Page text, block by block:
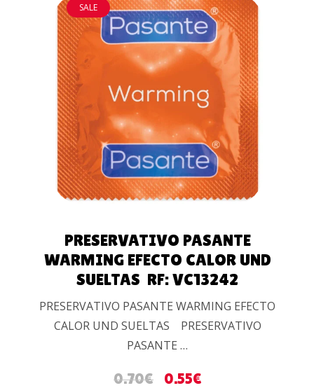
AÑADIR AL
SALE
PRESERVATIVO PASANTE
WARMING EFECTO CALOR UND
SUELTAS RF: VC13242
PRESERVATIVO PASANTE WARMING EFECTO
CALOR UND SUELTAS PRESERVATIVO
PASANTE …
0.70€ 0.55€